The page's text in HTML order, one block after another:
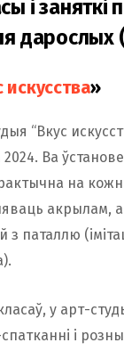
і заняткі
дарослых
искусства»
“Вкус
Ва
на
акрылам,
з паталлю
у арт-
і